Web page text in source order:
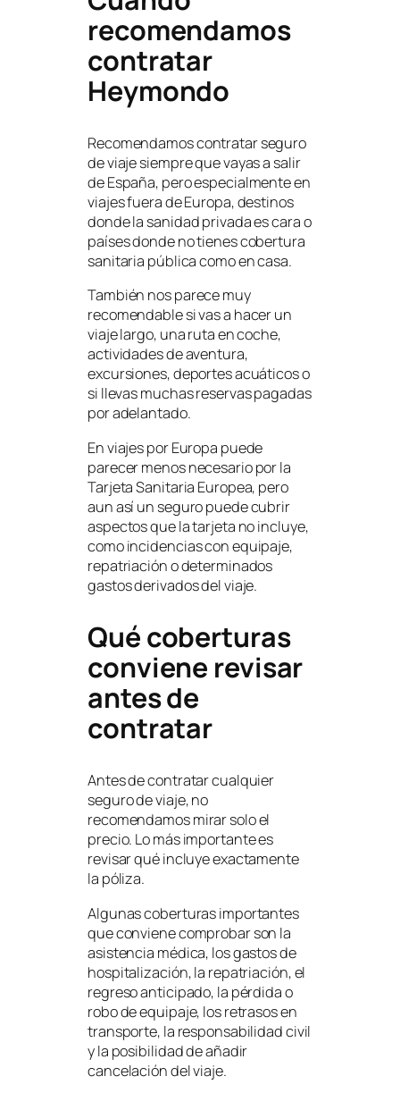
recomendamos
contratar
Heymondo
Recomendamos contratar seguro
de viaje siempre que vayas a salir
de España, pero especialmente en
viajes fuera de Europa, destinos
donde la sanidad privada es cara o
países donde no tienes cobertura
sanitaria pública como en casa.
También nos parece muy
recomendable si vas a hacer un
viaje largo, una ruta en coche,
actividades de aventura,
excursiones, deportes acuáticos o
si llevas muchas reservas pagadas
por adelantado.
En viajes por Europa puede
parecer menos necesario por la
Tarjeta Sanitaria Europea, pero
aun así un seguro puede cubrir
aspectos que la tarjeta no incluye,
como incidencias con equipaje,
repatriación o determinados
gastos derivados del viaje.
Qué coberturas
conviene revisar
antes de
contratar
Antes de contratar cualquier
seguro de viaje, no
recomendamos mirar solo el
precio. Lo más importante es
revisar qué incluye exactamente
la póliza.
Algunas coberturas importantes
que conviene comprobar son la
asistencia médica, los gastos de
hospitalización, la repatriación, el
regreso anticipado, la pérdida o
robo de equipaje, los retrasos en
transporte, la responsabilidad civil
y la posibilidad de añadir
cancelación del viaje.